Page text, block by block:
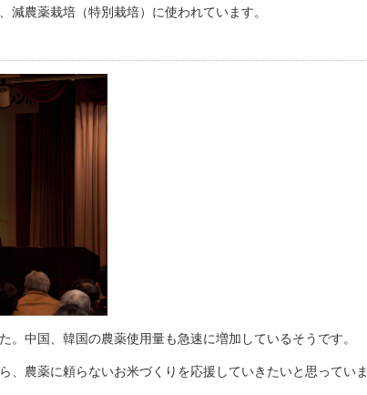
減農薬栽培（特別栽培）に使われています。
。中国、韓国の農薬使用量も急速に増加しているそうです。
、農薬に頼らないお米づくりを応援していきたいと思っていま